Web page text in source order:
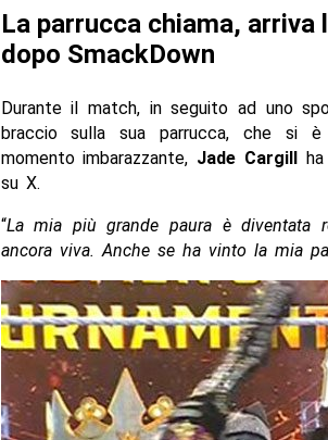
La parrucca chiama,
dopo SmackDown
Durante il match, in seguito ad uno
braccio sulla sua parrucca, che si è
momento imbarazzante, Jade Cargill
su X.
“La mia più grande paura è diventata
ancora viva. Anche se ha vinto la mia